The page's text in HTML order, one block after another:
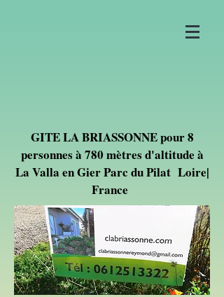
GITE LA BRIASSONNE pour 8
personnes à 780 mètres d'altitude à
La Valla en Gier Parc du Pilat Loire|
France